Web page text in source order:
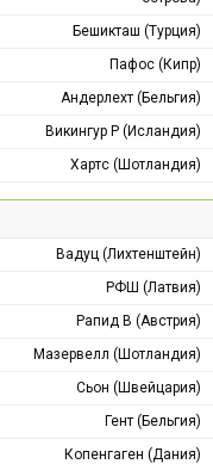
Бешикташ (Турция)
Пафос (Кипр)
Андерлехт (Бельгия)
Викингур Р (Исландия)
Хартс (Шотландия)
Вадуц (Лихтенштейн)
РФШ (Латвия)
Рапид В (Австрия)
Мазервелл (Шотландия)
Сьон (Швейцария)
Гент (Бельгия)
Копенгаген (Дания)